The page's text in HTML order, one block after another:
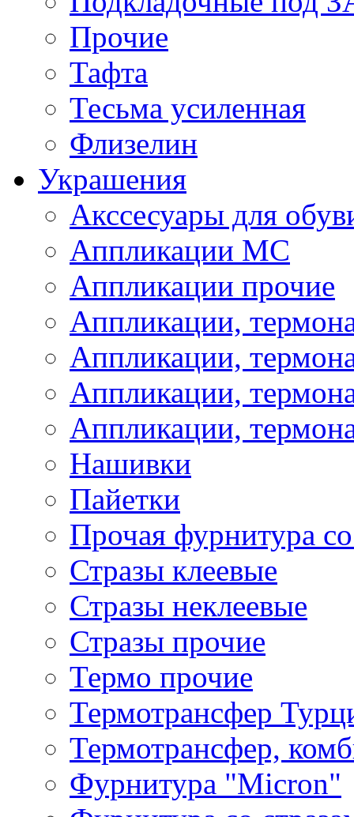
Прочие
Тафта
Тесьма усиленная
Флизелин
Украшения
Акссесуары для
Аппликации МС
Аппликации прочие
Аппликации,
Аппликации,
Аппликации,
Аппликации,
Нашивки
Пайетки
Прочая фурнитура
Стразы клеевые
Стразы неклеевые
Стразы прочие
Термо прочие
Термотрансфер
Термотрансфер,
Фурнитура "Micron"